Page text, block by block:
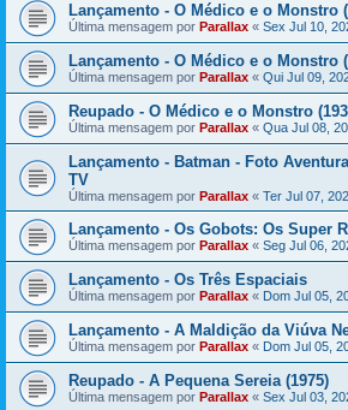
Lançamento - O Médico e o Monstro
Última mensagem por Parallax « Sex Jul 10,
Lançamento - O Médico e o Monstro
Última mensagem por Parallax « Qui Jul 09,
Reupado - O Médico e o Monstro
Última mensagem por Parallax « Qua Jul 08,
Lançamento - Batman - Foto
TV
Última mensagem por Parallax « Ter Jul 07,
Lançamento - Os Gobots: Os Super
Última mensagem por Parallax « Seg Jul 06,
Lançamento - Os Três Espaciais
Última mensagem por Parallax « Dom Jul 05,
Lançamento - A Maldição da Viúva
Última mensagem por Parallax « Dom Jul 05,
Reupado - A Pequena Sereia (1975)
Última mensagem por Parallax « Sex Jul 03,